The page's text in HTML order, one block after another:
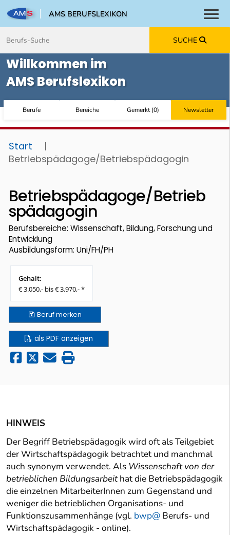
AMS BERUFSLEXIKON
SUCHE
Willkommen im
AMS Berufslexikon
Berufe Bereiche Gemerkt(0) Newsletter
Start
|
Betriebspädagoge/Betriebspädagogin
Betriebspädagoge/Betrieb
spädagogin
Berufsbereiche: Wissenschaft, Bildung, Forschung und
Entwicklung
Ausbildungsform: Uni/FH/PH
Gehalt:
€ 3.050,- bis € 3.970,- *
Berufmerken
als PDF anzeigen
HINWEIS
Der Begriff Betriebspädagogik wird oft als Teilgebiet
der Wirtschaftspädagogik betrachtet und manchmal
auch synonym verwendet. Als Wissenschaft von der
betrieblichen Bildungsarbeithat die Betriebspädagogik
die einzelnen MitarbeiterInnen zum Gegenstand und
weniger die betrieblichen Organisations- und
Funktionszusammenhänge (vgl. bwp@ Berufs- und
Wirtschaftspädagogik - online).